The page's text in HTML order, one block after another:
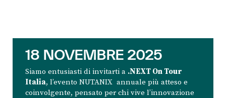
18 NOVEMBRE 2025
Siamo entusiasti di invitarti a .NEXT On Tour
Italia, l’evento NUTANIX annuale più atteso e
coinvolgente, pensato per chi vive l’innovazione